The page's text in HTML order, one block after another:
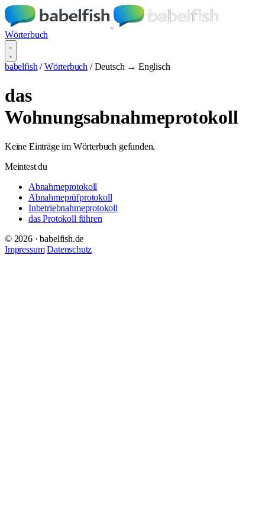
Wörterbuch
babelfish / Wörterbuch / Deutsch → Englisch
das
Wohnungsabnahmeprotokoll
Keine Einträge im Wörterbuch gefunden.
Meintest du
Abnahmeprotokoll
Abnahmeprüfprotokoll
Inbetriebnahmeprotokoll
das Protokoll führen
© 2026 · babelfish.de
Impressum Datenschutz